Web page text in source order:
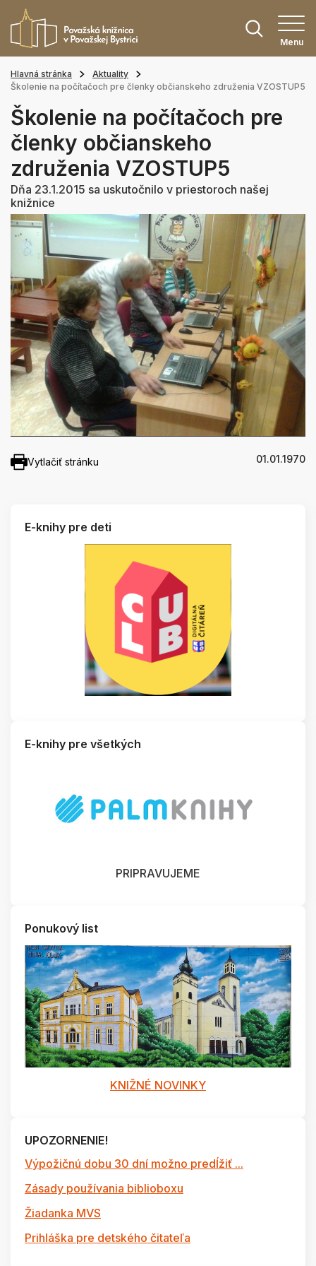
Menu
Hlavná stránka
Aktuality
Školenie na počítačoch pre členky občianskeho združenia VZOSTUP5
Školenie na počítačoch pre
členky občianskeho
združenia VZOSTUP5
Dňa 23.1.2015 sa uskutočnilo v priestoroch našej
knižnice
Vytlačiť stránku 01.01.1970
E-knihy pre deti
E-knihy pre všetkých
PRIPRAVUJEME
Ponukový list
KNIŽNÉ NOVINKY
UPOZORNENIE!
Výpožičnú dobu 30 dní možno predĺžiť ...
Zásady používania biblioboxu
Žiadanka MVS
Prihláška pre detského čitateľa